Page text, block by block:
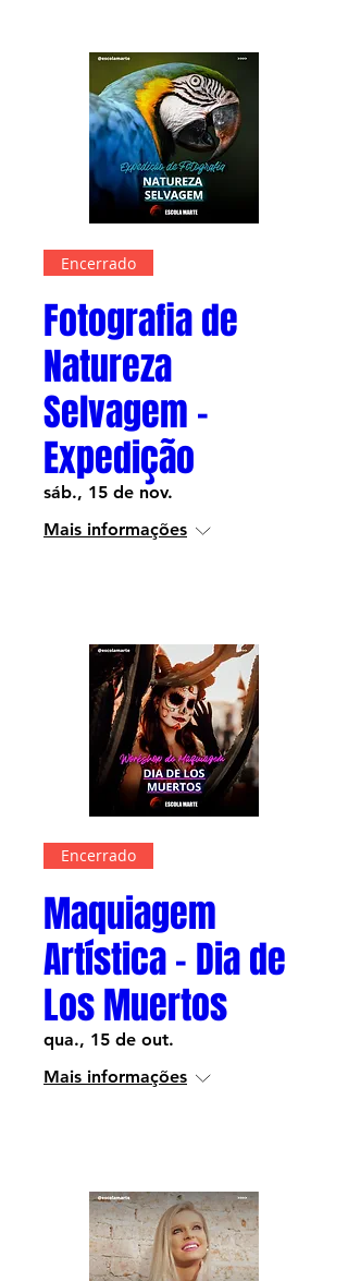
Encerrado
Fotografia de
Natureza
Selvagem -
Expedição
sáb., 15 de nov.
Mais informações
Encerrado
Maquiagem
Artística - Dia de
Los Muertos
qua., 15 de out.
Mais informações